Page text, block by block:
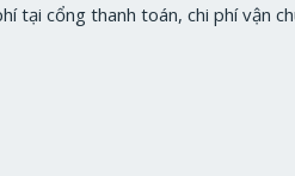
tại cổng thanh toán, chi phí vận